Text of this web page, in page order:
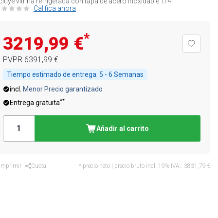
Califica ahora
3219,99 €*
PVPR 6391,99 €
Tiempo estimado de entrega: 5 - 6 Semanas
incl.
Menor Precio garantizado
Entrega gratuita**
Añadir al carrito
Cuota * precio neto | precio bruto incl. 19% IVA.: 3831,79 €